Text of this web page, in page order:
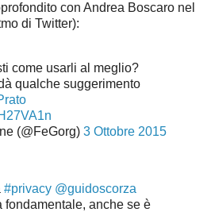
con Andrea Boscaro nel
di Twitter):
come usarli al meglio?
qualche suggerimento
(@FeGorg) 3 Ottobre 2015
#privacy @guidoscorza
fondamentale, anche se è